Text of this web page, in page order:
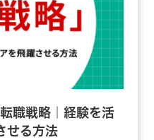
職戦略｜経験を活
せる方法